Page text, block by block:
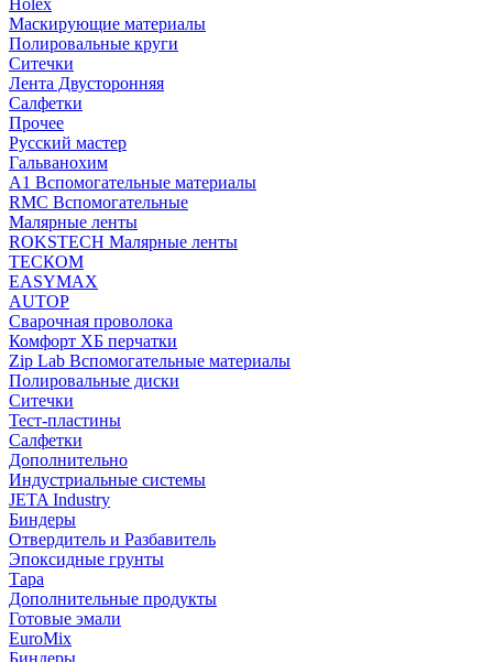
Holex
Маскирующие материалы
Полировальные круги
Ситечки
Лента Двусторонняя
Салфетки
Прочее
Русский мастер
Гальванохим
А1 Вспомогательные материалы
RMC Вспомогательные
Малярные ленты
ROKSTECH Малярные ленты
ТЕСКОМ
EASYMAX
AUTOP
Сварочная проволока
Комфорт ХБ перчатки
Zip Lab Вспомогательные материалы
Полировальные диски
Ситечки
Тест-пластины
Салфетки
Дополнительно
Индустриальные системы
JETA Industry
Биндеры
Отвердитель и Разбавитель
Эпоксидные грунты
Тара
Дополнительные продукты
Готовые эмали
EuroMix
Биндеры